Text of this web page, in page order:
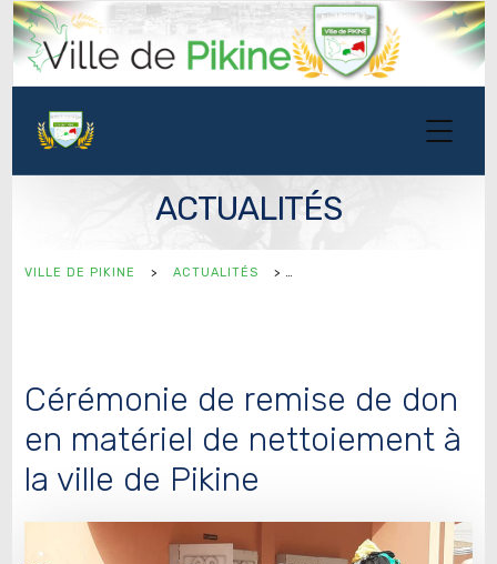
ACTUALITÉS
VILLE DE PIKINE > ACTUALITÉS >
Cérémonie de remise de don
en matériel de nettoiement à
la ville de Pikine